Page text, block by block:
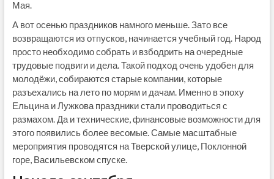
Мая.
А вот осенью праздников намного меньше. Зато все
возвращаются из отпусков, начинается учебный год. Народ
просто необходимо собрать и взбодрить на очередные
трудовые подвиги и дела. Такой подход очень удобен для
молодёжи, собираются старые компании, которые
разъехались на лето по морям и дачам. Именно в эпоху
Ельцина и Лужкова праздники стали проводиться с
размахом. Да и технические, финансовые возможности для
этого появились более весомые. Самые масштабные
мероприятия проводятся на Тверской улице, Поклонной
горе, Васильевском спуске.